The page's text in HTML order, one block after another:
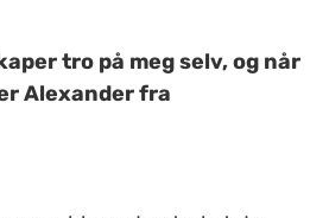
tro på meg selv, og når
Alexander fra